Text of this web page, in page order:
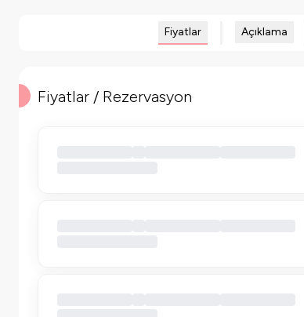
Fiyatlar Açıklama
Fiyatlar / Rezervasyon